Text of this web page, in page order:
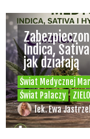
Konopne ciekawostki
Palaczy
ZIELONE
MMA: Polak
wyciągnął
Bartłomiej
zwycięstwo
Paweł "Teone"